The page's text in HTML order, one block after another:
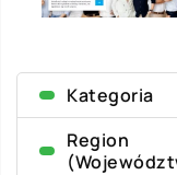
Kategoria
Region